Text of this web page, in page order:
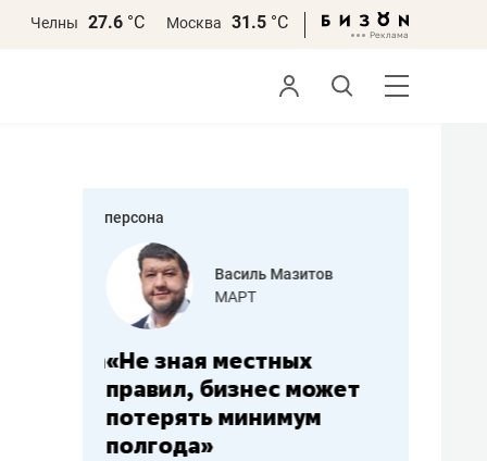
Челны 27.6 °С Москва 31.5 °С
персона
Василь Мазитов
МАРТ
«Не зная местных
правил, бизнес может
потерять минимум
полгода»